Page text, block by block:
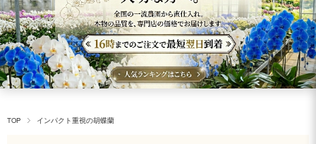
TOP インパクト重視の胡蝶蘭